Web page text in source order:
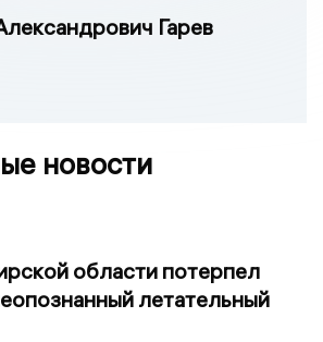
Гарев
новости
области потерпел
летательный